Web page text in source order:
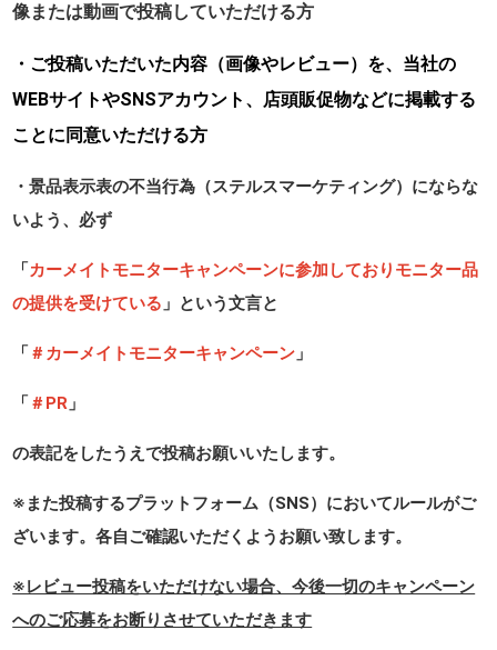
像または動画で投稿していただける方
・ご投稿いただいた内容（画像やレビュー）を、当社の
WEBサイトやSNSアカウント、店頭販促物などに掲載する
ことに同意いただける方
・景品表示表の不当行為（ステルスマーケティング）にならな
いよう、必ず
「カーメイトモニターキャンペーンに参加しておりモニター品
の提供を受けている 」という文言と
「 ＃カーメイトモニターキャンペーン 」
「 ＃PR 」
の表記をしたうえで投稿お願いいたします。
※また投稿するプラットフォーム（SNS）においてルールがご
ざいます。各自ご確認いただくようお願い致します。
※レビュー投稿をいただけない場合、今後一切のキャンペーン
へのご応募をお断りさせていただきます